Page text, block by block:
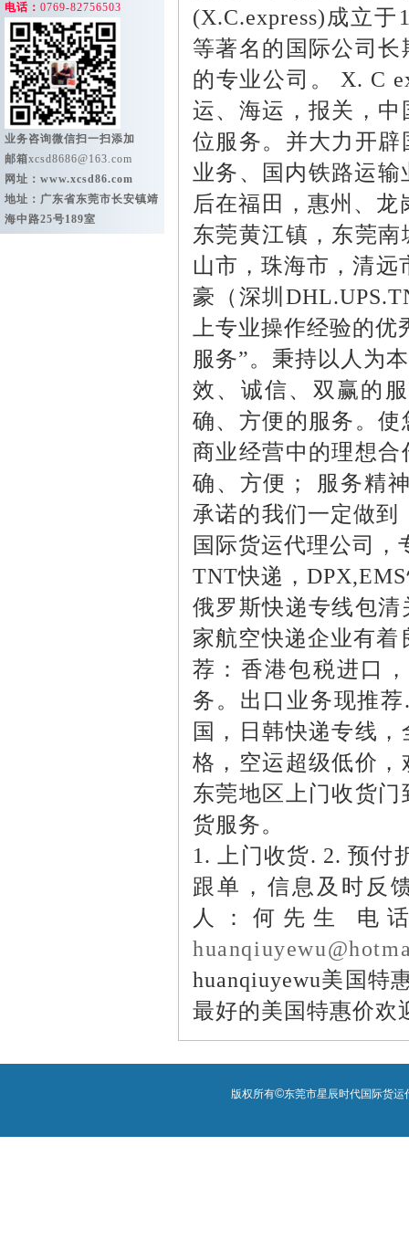
电话： 0769-82756503
业务咨询微信扫一扫添加
邮箱xcsd8686@163.com
网址： www.xcsd86.com
地址：广东省东莞市长安镇靖
海中路25号189室
(X.C.express)成立于
等著名的国际公司
的专业公司。
X. C
运、海运，报关，
位服务。并大力开
业务、国内铁路运
后在福田，惠州、龙
东莞黄江镇，东莞
山市，珠海市，清远
豪（深圳
上专业操作经验的优
服务”。秉持以人为
效、诚信、双赢的
确、方便的服务。
商业经营中的理想
确、方便； 服务精
承诺的我们一定做
国际货运代理公司，
TNT快递，DPX,EMS
俄罗斯快递专线包
家航空快递企业有
荐：香港包税进口
务。出口业务现推荐
国，日韩快递专线
格，空运超级低价
东莞地区上门收货
货服务。
1.
上门收货. 2.预付
跟单，信息及时反
人：何先生 电
huanqiuyewu美国特
最好的美国特惠价欢
版权所有©东莞市星辰时代国际货